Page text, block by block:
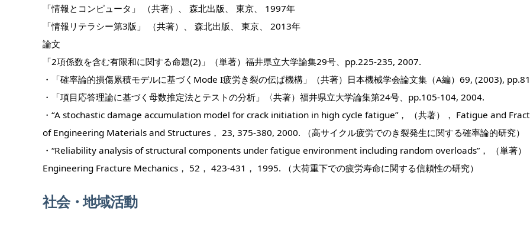
「情報とコンピュータ」 （共著）、 森北出版、 東京、 1997年
「情報リテラシー第3版」 （共著）、 森北出版、 東京、 2013年
論文
「2項係数を含む有限和に関する命題(2)」（単著）福井県立大学論集29号、pp.225-235, 2007.
・「確率論的損傷累積モデルに基づくMode I疲労き裂の伝ぱ機構」（共著）日本機械学会論文集（A編）69, (2003),
・「項目応答理論に基づく母数推定法とテストの分析」〈共著）福井県立大学論集第24号、pp.105-104, 2004.
・“A stochastic damage accumulation model for crack initiation in high cycle fatigue”， （共著）， Fatigue and
of Engineering Materials and Structures， 23, 375-380, 2000. （高サイクル疲労でのき裂発生に関する確率論的研究）
・“Reliability analysis of structural components under fatigue environment including random overloads”， （単著）
Engineering Fracture Mechanics， 52， 423-431， 1995. （大荷重下での疲労寿命に関する信頼性の研究）
社会・地域活動